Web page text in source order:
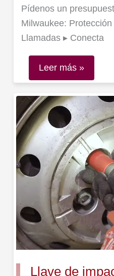
Pídenos un
Milwaukee:
Llamadas ▸ Conecta
Leer más »
Llave de
Llave
de
impacto
de
par
medio
Milwaukee
FMTIW2F12
M18
Fuel™
de